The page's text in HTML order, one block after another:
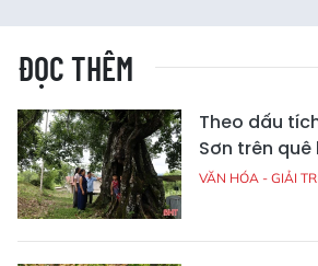
ĐỌC THÊM
Theo dấu
Sơn trên quê
VĂN HÓA - GIẢI